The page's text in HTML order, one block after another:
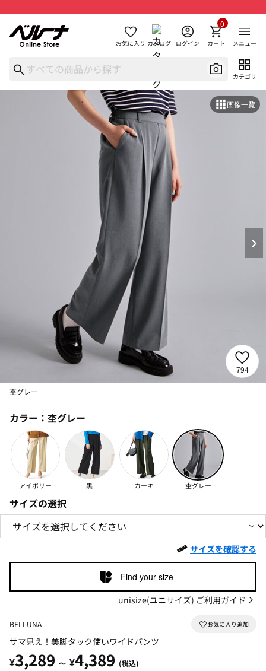
お気に入り カタログ ログイン カート
0
メニュー
カテゴリ
画像一覧
794
杢グレー
カラー： 杢グレー
アイボリー 黒 カーキ 杢グレー
サイズの選択
サイズを確認する
Find your size
unisize(ユニサイズ) ご利用ガイド
BELLUNA
サマ見え！美脚タック使いワイドパンツ
¥3,289 ～ ¥4,389 (税込)